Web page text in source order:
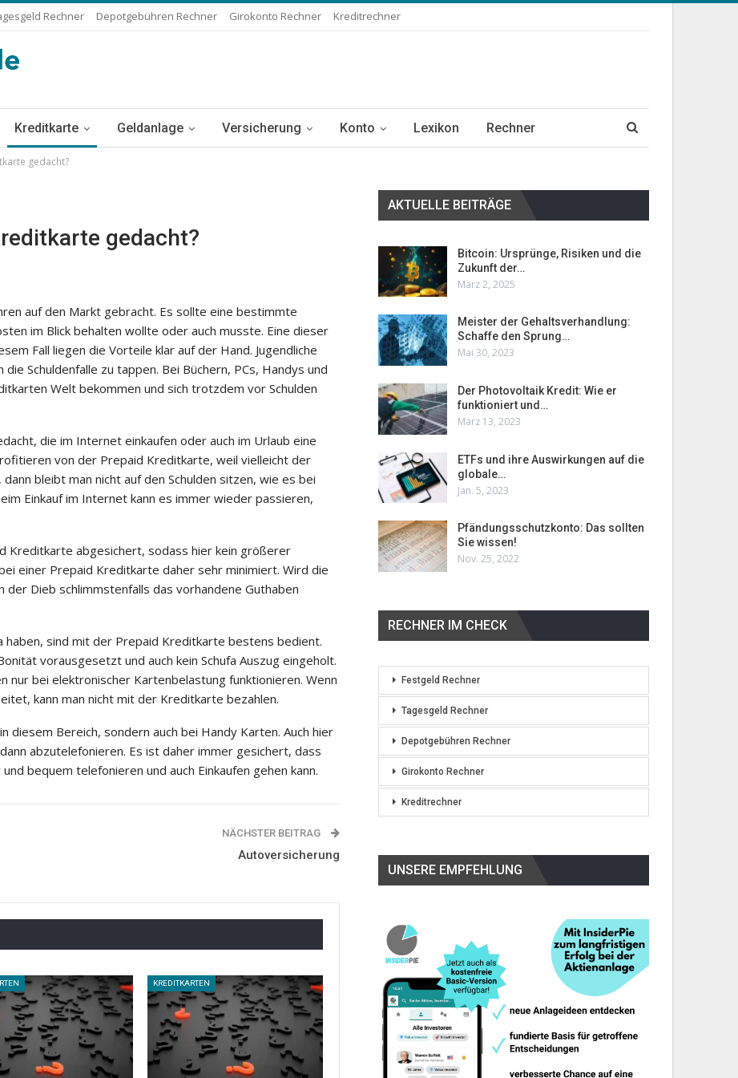
Rechner Depotgebühren Rechner Girokonto Rechner Kreditrechner
Kreditkarte Geldanlage Versicherung Konto Lexikon Rechner
gedacht?
gedacht?
auf den Markt gebracht. Es sollte eine bestimmte
im Blick behalten wollte oder auch musste. Eine dieser
Fall liegen die Vorteile klar auf der Hand. Jugendliche
Schuldenfalle zu tappen. Bei Büchern, PCs, Handys und
Welt bekommen und sich trotzdem vor Schulden
die im Internet einkaufen oder auch im Urlaub eine
von der Prepaid Kreditkarte, weil vielleicht der
bleibt man nicht auf den Schulden sitzen, wie es bei
Einkauf im Internet kann es immer wieder passieren,
Kreditkarte abgesichert, sodass hier kein größerer
einer Prepaid Kreditkarte daher sehr minimiert. Wird die
Dieb schlimmstenfalls das vorhandene Guthaben
haben, sind mit der Prepaid Kreditkarte bestens bedient.
vorausgesetzt und auch kein Schufa Auszug eingeholt.
nur bei elektronischer Kartenbelastung funktionieren. Wenn
kann man nicht mit der Kreditkarte bezahlen.
diesem Bereich, sondern auch bei Handy Karten. Auch hier
abzutelefonieren. Es ist daher immer gesichert, dass
bequem telefonieren und auch Einkaufen gehen kann.
NÄCHSTER BEITRAG
Autoversicherung
KREDITKARTEN
AKTUELLE BEITRÄGE
Bitcoin: Ursprünge, Risiken und die
Zukunft der…
März 2, 2025
Meister der Gehaltsverhandlung:
Schaffe den Sprung…
Mai 30, 2023
Der Photovoltaik Kredit: Wie er
funktioniert und…
März 13, 2023
ETFs und ihre Auswirkungen auf die
globale…
Jan. 5, 2023
Pfändungsschutzkonto: Das sollten
Sie wissen!
Nov. 25, 2022
RECHNER IM CHECK
Festgeld Rechner
Tagesgeld Rechner
Depotgebühren Rechner
Girokonto Rechner
Kreditrechner
UNSERE EMPFEHLUNG